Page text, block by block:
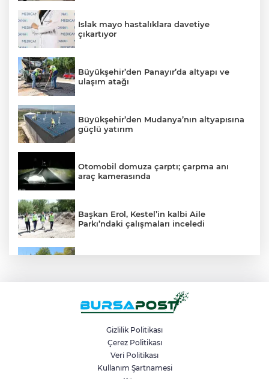
Islak mayo hastalıklara davetiye
çıkartıyor
Büyükşehir’den Panayır’da altyapı ve
ulaşım atağı
Büyükşehir’den Mudanya’nın altyapısına
güçlü yatırım
Otomobil domuza çarptı; çarpma anı
araç kamerasında
Başkan Erol, Kestel’in kalbi Aile
Parkı’ndaki çalışmaları inceledi
Mahalleyi savaş alanına çevirdi, alkollü
Bir adımla hayata tutundu, motosikletli
duvara çarparak can verdi
Gizlilik Politikası
Çerez Politikası
Veri Politikası
Kullanım Şartnamesi